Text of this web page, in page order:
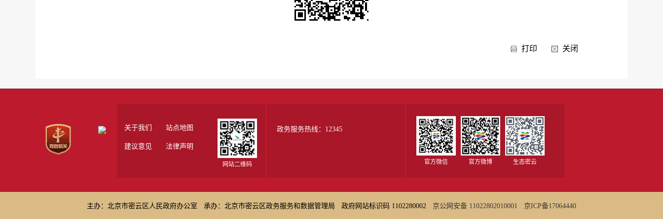
打印 关闭
关于我们 站点地图
建议意见 法律声明
网站二维码
政务服务热线：12345
官方微信 官方微博 生态密云
主办：北京市密云区人民政府办公室 承办：北京市密云区政务服务和数据管理局 政府网站标识码 1102280002 京公网安备 11022802010001 京ICP备17064440